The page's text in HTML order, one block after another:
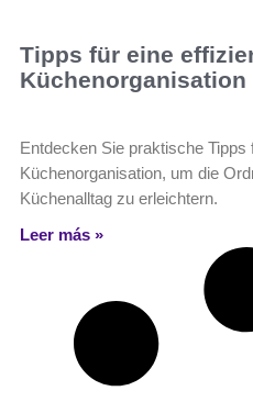
Tipps für eine
Küchenorganisation
Entdecken Sie praktische Tipps
Küchenorganisation, um die
Küchenalltag zu erleichtern.
Leer más »